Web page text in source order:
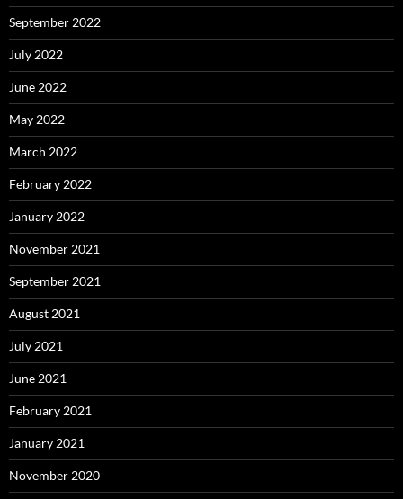
September 2022
July 2022
June 2022
May 2022
March 2022
February 2022
January 2022
November 2021
September 2021
August 2021
July 2021
June 2021
February 2021
January 2021
November 2020